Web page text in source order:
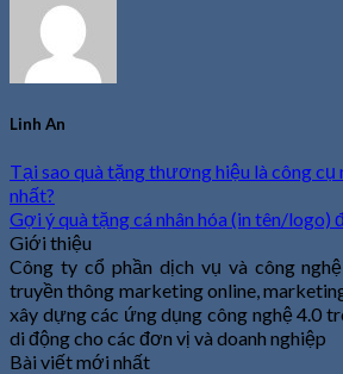
Linh An
Tại sao quà tặng thương hiệu là công cụ
nhất?
Gợi ý quà tặng cá nhân hóa (in tên/logo)
Giới thiệu
Công ty cổ phần dịch vụ và công
truyền thông marketing online,
xây dựng các ứng dụng công nghệ 4.0
di động cho các đơn vị và doanh nghiệp
Bài viết mới nhất